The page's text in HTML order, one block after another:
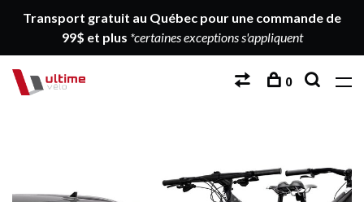
Transport gratuit au Québec pour une commande de
99$ et plus *certaines exceptions s'appliquent
0